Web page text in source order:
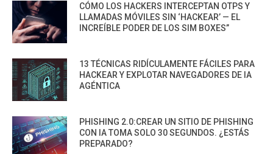
CÓMO LOS HACKERS INTERCEPTAN OTPS Y
LLAMADAS MÓVILES SIN ‘HACKEAR’ — EL
INCREÍBLE PODER DE LOS SIM BOXES”
13 TÉCNICAS RIDÍCULAMENTE FÁCILES PARA
HACKEAR Y EXPLOTAR NAVEGADORES DE IA
AGÉNTICA
PHISHING 2.0:CREAR UN SITIO DE PHISHING
CON IA TOMA SOLO 30 SEGUNDOS. ¿ESTÁS
PREPARADO?